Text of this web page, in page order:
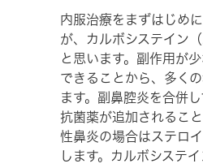
内服治療をまずはじめ
が、カルボシステイン
と思います。副作用が
できることから、多く
ます。副鼻腔炎を合併し
抗菌薬が追加されるこ
性鼻炎の場合はステロ
します。カルボシステ